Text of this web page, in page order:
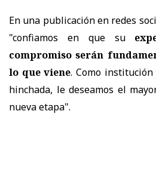
En una publicación en redes
"confiamos en que su
compromiso serán
lo que viene. Como
hinchada, le deseamos el
nueva etapa".